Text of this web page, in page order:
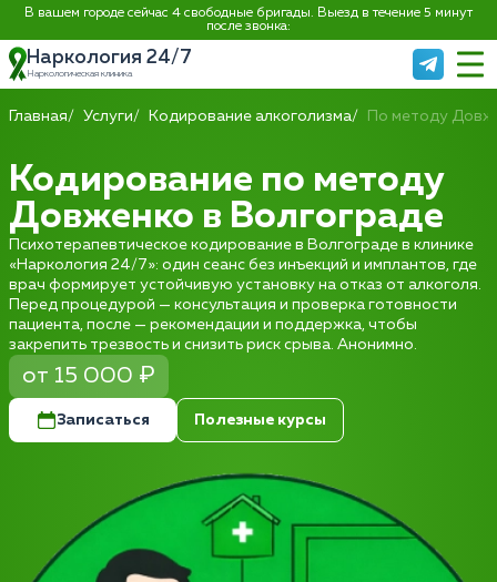
В вашем городе сейчас 4 свободные бригады. Выезд в течение 5 минут
после звонка:
Наркология 24/7
Наркологическая клиника
Главная Услуги Кодирование алкоголизма По методу
Кодирование по методу
Довженко в Волгограде
Психотерапевтическое кодирование в Волгограде в клинике
«Наркология 24/7»: один сеанс без инъекций и имплантов, где
врач формирует устойчивую установку на отказ от алкоголя.
Перед процедурой — консультация и проверка готовности
пациента, после — рекомендации и поддержка, чтобы
закрепить трезвость и снизить риск срыва. Анонимно.
от 15 000 ₽
Записаться Полезные курсы